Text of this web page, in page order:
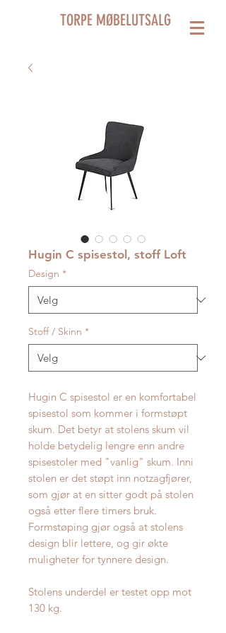
TORPE MØBELUTSALG
Hugin C spisestol, stoff Loft
Design *
Stoff / Skinn *
Hugin C spisestol er en komfortabel
spisestol som kommer i formstøpt
skum. Det betyr at stolens skum vil
holde betydelig lengre enn andre
spisestoler med "vanlig" skum. Inni
stolen er det støpt inn notzagfjører,
som gjør at en sitter godt på stolen
også etter flere timers bruk.
Formstøping gjør også at stolens
design blir lettere, og gir økte
muligheter for tynnere design.
Stolens underdel er testet opp mot
130 kg.